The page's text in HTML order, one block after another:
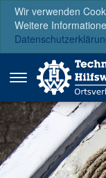
Wir verwenden
Weitere
Menü
ausklappen